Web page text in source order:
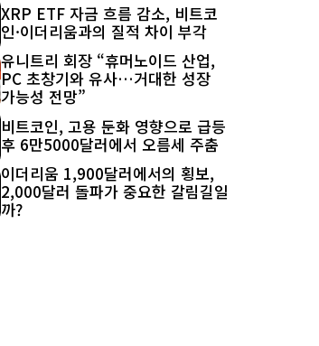
XRP ETF 자금 흐름 감소, 비트코
인·이더리움과의 질적 차이 부각
유니트리 회장 “휴머노이드 산업,
PC 초창기와 유사…거대한 성장
가능성 전망”
비트코인, 고용 둔화 영향으로 급등
후 6만5000달러에서 오름세 주춤
이더리움 1,900달러에서의 횡보,
2,000달러 돌파가 중요한 갈림길일
까?